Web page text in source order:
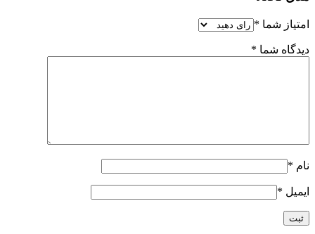
امتیاز شما *
دیدگاه شما *
نام *
ایمیل *